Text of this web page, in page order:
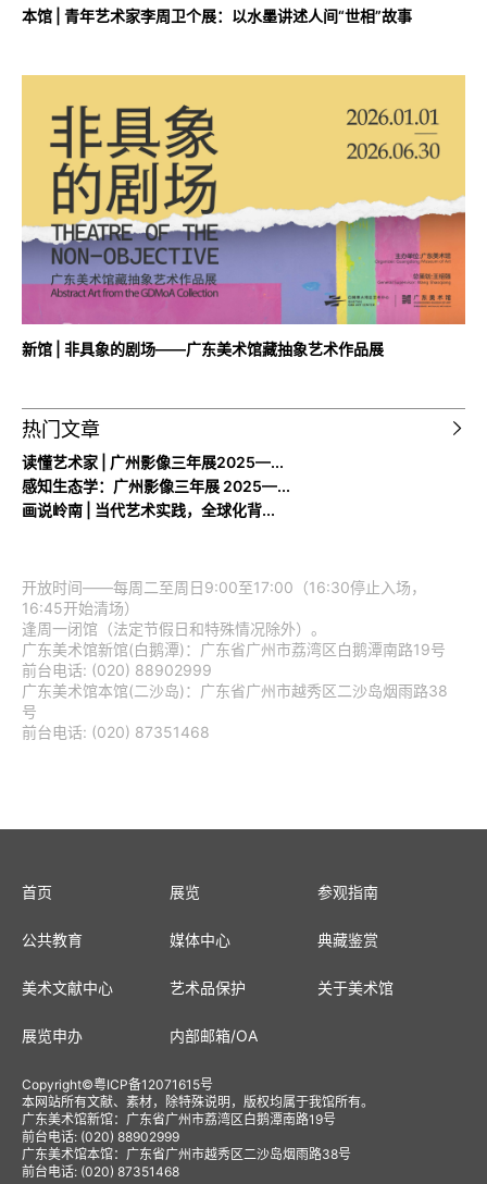
本馆 | 青年艺术家李周卫个展：以水墨讲述人间“世相”故事
新馆 | 非具象的剧场——广东美术馆藏抽象艺术作品展
热门文章
读懂艺术家 | 广州影像三年展2025—...
感知生态学：广州影像三年展 2025—...
画说岭南 | 当代艺术实践，全球化背...
开放时间——每周二至周日9:00至17:00（16:30停止入场，
16:45开始清场）
逢周一闭馆（法定节假日和特殊情况除外）。
广东美术馆新馆(白鹅潭)：广东省广州市荔湾区白鹅潭南路19号
前台电话: (020) 88902999
广东美术馆本馆(二沙岛)：广东省广州市越秀区二沙岛烟雨路38
号
前台电话: (020) 87351468
首页 展览 参观指南
公共教育 媒体中心 典藏鉴赏
美术文献中心 艺术品保护 关于美术馆
展览申办 内部邮箱/OA
Copyright©粤ICP备12071615号
本网站所有文献、素材，除特殊说明，版权均属于我馆所有。
广东美术馆新馆：广东省广州市荔湾区白鹅潭南路19号
前台电话: (020) 88902999
广东美术馆本馆：广东省广州市越秀区二沙岛烟雨路38号
前台电话: (020) 87351468